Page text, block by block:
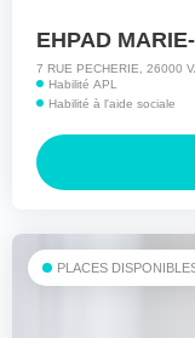
EHPAD
7 RUE PECHERIE, 26000
Habilité APL
Habilité à l'aide sociale
PLACES